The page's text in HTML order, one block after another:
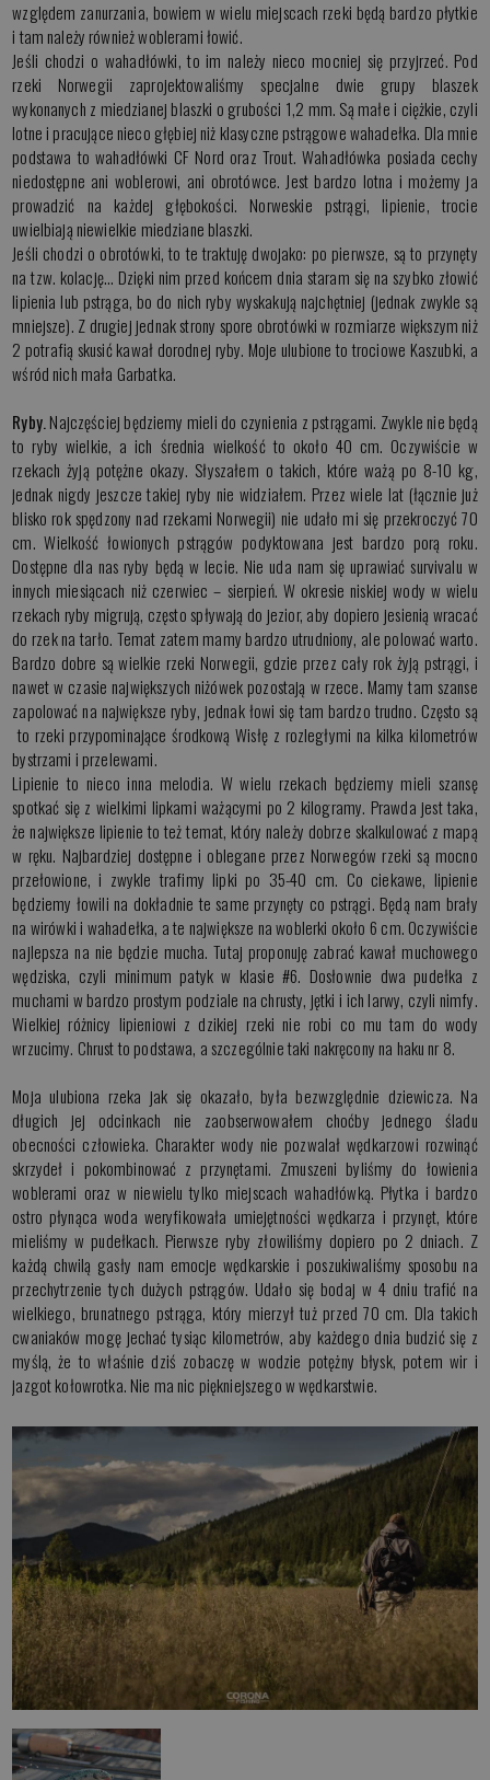
względem zanurzania, bowiem w wielu miejscach rzeki będą bardzo płytkie
i tam należy również woblerami łowić.
Jeśli chodzi o wahadłówki, to im należy nieco mocniej się przyjrzeć. Pod
rzeki Norwegii zaprojektowaliśmy specjalne dwie grupy blaszek
wykonanych z miedzianej blaszki o grubości 1,2 mm. Są małe i ciężkie, czyli
lotne i pracujące nieco głębiej niż klasyczne pstrągowe wahadełka. Dla mnie
podstawa to wahadłówki CF Nord oraz Trout. Wahadłówka posiada cechy
niedostępne ani woblerowi, ani obrotówce. Jest bardzo lotna i możemy ja
prowadzić na każdej głębokości. Norweskie pstrągi, lipienie, trocie
uwielbiają niewielkie miedziane blaszki.
Jeśli chodzi o obrotówki, to te traktuję dwojako: po pierwsze, są to przynęty
na tzw. kolację… Dzięki nim przed końcem dnia staram się na szybko złowić
lipienia lub pstrąga, bo do nich ryby wyskakują najchętniej (jednak zwykle są
mniejsze). Z drugiej jednak strony spore obrotówki w rozmiarze większym niż
2 potrafią skusić kawał dorodnej ryby. Moje ulubione to trociowe Kaszubki, a
wśród nich mała Garbatka.
Ryby. Najczęściej będziemy mieli do czynienia z pstrągami. Zwykle nie będą
to ryby wielkie, a ich średnia wielkość to około 40 cm. Oczywiście w
rzekach żyją potężne okazy. Słyszałem o takich, które ważą po 8-10 kg,
jednak nigdy jeszcze takiej ryby nie widziałem. Przez wiele lat (łącznie już
blisko rok spędzony nad rzekami Norwegii) nie udało mi się przekroczyć 70
cm. Wielkość łowionych pstrągów podyktowana jest bardzo porą roku.
Dostępne dla nas ryby będą w lecie. Nie uda nam się uprawiać survivalu w
innych miesiącach niż czerwiec – sierpień. W okresie niskiej wody w wielu
rzekach ryby migrują, często spływają do jezior, aby dopiero jesienią wracać
do rzek na tarło. Temat zatem mamy bardzo utrudniony, ale polować warto.
Bardzo dobre są wielkie rzeki Norwegii, gdzie przez cały rok żyją pstrągi, i
nawet w czasie największych niżówek pozostają w rzece. Mamy tam szanse
zapolować na największe ryby, jednak łowi się tam bardzo trudno. Często są
to rzeki przypominające środkową Wisłę z rozległymi na kilka kilometrów
bystrzami i przelewami.
Lipienie to nieco inna melodia. W wielu rzekach będziemy mieli szansę
spotkać się z wielkimi lipkami ważącymi po 2 kilogramy. Prawda jest taka,
że największe lipienie to też temat, który należy dobrze skalkulować z mapą
w ręku. Najbardziej dostępne i oblegane przez Norwegów rzeki są mocno
przełowione, i zwykle trafimy lipki po 35-40 cm. Co ciekawe, lipienie
będziemy łowili na dokładnie te same przynęty co pstrągi. Będą nam brały
na wirówki i wahadełka, a te największe na woblerki około 6 cm. Oczywiście
najlepsza na nie będzie mucha. Tutaj proponuję zabrać kawał muchowego
wędziska, czyli minimum patyk w klasie #6. Dosłownie dwa pudełka z
muchami w bardzo prostym podziale na chrusty, jętki i ich larwy, czyli nimfy.
Wielkiej różnicy lipieniowi z dzikiej rzeki nie robi co mu tam do wody
wrzucimy. Chrust to podstawa, a szczególnie taki nakręcony na haku nr 8.
Moja ulubiona rzeka jak się okazało, była bezwzględnie dziewicza. Na
długich jej odcinkach nie zaobserwowałem choćby jednego śladu
obecności człowieka. Charakter wody nie pozwalał wędkarzowi rozwinąć
skrzydeł i pokombinować z przynętami. Zmuszeni byliśmy do łowienia
woblerami oraz w niewielu tylko miejscach wahadłówką. Płytka i bardzo
ostro płynąca woda weryfikowała umiejętności wędkarza i przynęt, które
mieliśmy w pudełkach. Pierwsze ryby złowiliśmy dopiero po 2 dniach. Z
każdą chwilą gasły nam emocje wędkarskie i poszukiwaliśmy sposobu na
przechytrzenie tych dużych pstrągów. Udało się bodaj w 4 dniu trafić na
wielkiego, brunatnego pstrąga, który mierzył tuż przed 70 cm. Dla takich
cwaniaków mogę jechać tysiąc kilometrów, aby każdego dnia budzić się z
myślą, że to właśnie dziś zobaczę w wodzie potężny błysk, potem wir i
jazgot kołowrotka. Nie ma nic piękniejszego w wędkarstwie.